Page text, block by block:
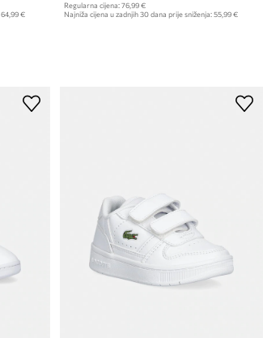
64,99 €
Regularna cijena: 76,99 €
Najniža cijena u zadnjih 30 dana prije sniženja: 55,99 €